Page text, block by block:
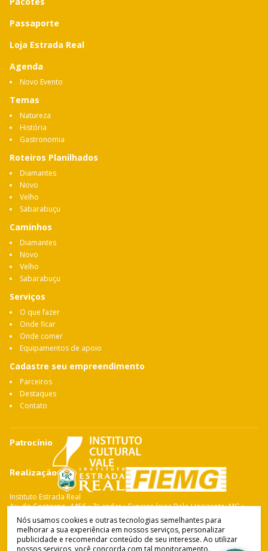
Passaporte
Loja Estrada Real
Agenda
Novo Evento
Temas
Natureza
História
Gastronomia
Roteiros Planilhados
Diamantes
Novo
Velho
Sabarabuçu
Caminhos
Diamantes
Novo
Velho
Sabarabuçu
Serviços
O que fazer
Onde ficar
Onde comer
Equipamentos de apoio
Cadastre seu empreendimento
Parceiros
Destaques
Contato
Patrocínio
Realização
Instituto Estrada Real
Av. do Contorno, 4456 • 7º andar • Funcionários Belo Horizonte: MG •
CEP: 30.110-028 Fone: 31 3263-4765
Instituto Estrada Real© Copyright 2021-2026
Nós usamos cookies e outras tecnologias semelhantes para
melhorar a sua experiência em nossos serviços, personalizar
publicidade e recomendar conteúdo de seu interesse. Ao utilizar
nossos serviços, você concorda com tal monitoramento.